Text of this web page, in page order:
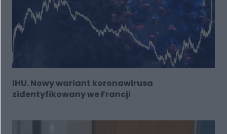
IHU. Nowy wariant koronawirusa
zidentyfikowany we Francji